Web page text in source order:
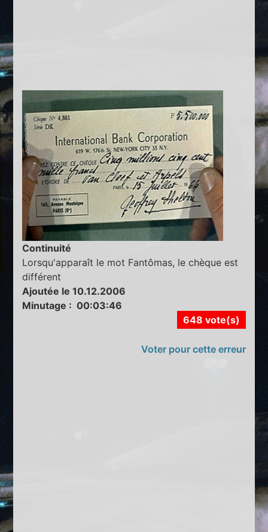
Continuité
Lorsqu'apparaît le mot Fantômas, le chèque est
différent
Ajoutée le 10.12.2006
Minutage : 00:03:46
648 vote(s)
Voter pour cette erreur